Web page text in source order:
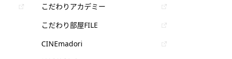
こだわりアカデミー
こだわり部屋FILE
CINEmadori